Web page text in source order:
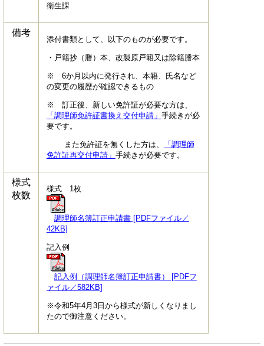
衛生課
備考
添付書類として、以下のものが必要です。
・戸籍抄（謄）本、改製原戸籍又は除籍謄本
※ 6か月以内に発行され、本籍、氏名など
の変更の履歴が確認できるもの
※ 訂正後、新しい免許証が必要な方は、
「調理師免許証書換え交付申請」 手続きが必
要です。
また免許証を無くした方は、
「調理師
免許証再交付申請」 手続きが必要です。
様式
枚数
様式 1枚
調理師名簿訂正申請書 [PDFファイル／
42KB]
記入例
記入例（調理師名簿訂正申請書） [PDFフ
ァイル／582KB]
※令和5年4月3日から様式が新しくなりまし
たので御注意ください。